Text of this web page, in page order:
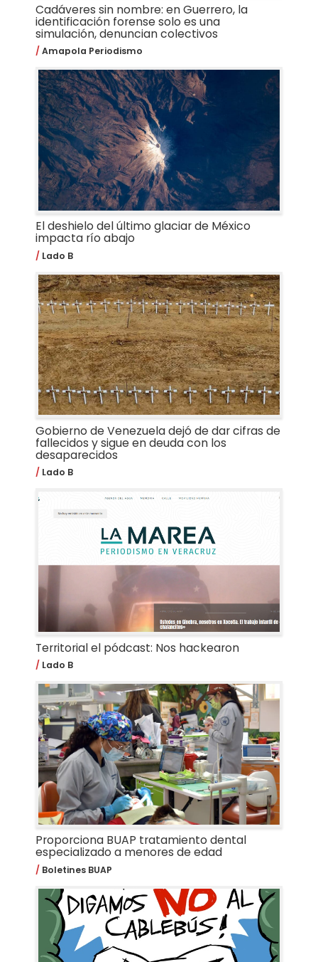
Cadáveres sin nombre: en Guerrero, la
identificación forense solo es una
simulación, denuncian colectivos
Amapola Periodismo
El deshielo del último glaciar de México
impacta río abajo
Lado B
Gobierno de Venezuela dejó de dar cifras de
fallecidos y sigue en deuda con los
desaparecidos
Lado B
Territorial el pódcast: Nos hackearon
Lado B
Proporciona BUAP tratamiento dental
especializado a menores de edad
Boletines BUAP